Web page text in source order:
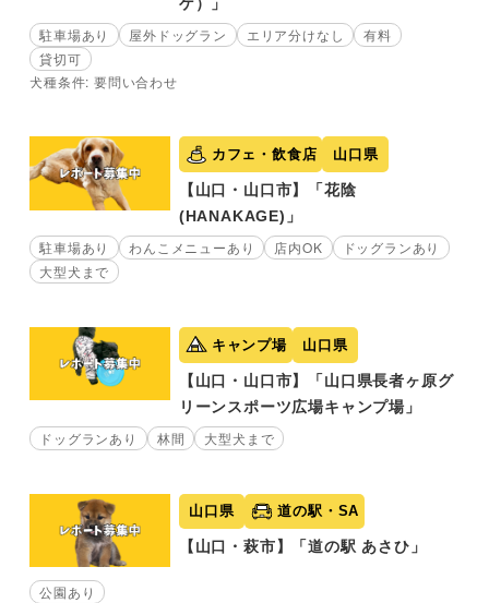
ゲ）」
駐車場あり 屋外ドッグラン エリア分けなし
有料
貸切可
犬種条件: 要問い合わせ
カフェ・飲食店 山口県
【山口・山口市】「花陰
(HANAKAGE)」
駐車場あり わんこメニューあり 店内OK
ドッグランあり
大型犬まで
キャンプ場 山口県
【山口・山口市】「山口県長者ヶ原グ
リーンスポーツ広場キャンプ場」
ドッグランあり 林間 大型犬まで
山口県 道の駅・SA
【山口・萩市】「道の駅 あさひ」
公園あり